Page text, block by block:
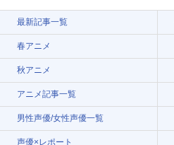
最新記事一覧
春アニメ
秋アニメ
アニメ記事一覧
男性声優/女性声優一覧
声優×レポート